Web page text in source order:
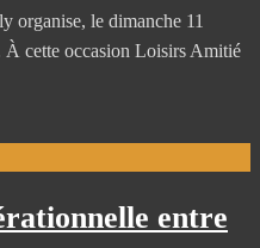
organise, le dimanche 11
cette occasion Loisirs Amitié
entre